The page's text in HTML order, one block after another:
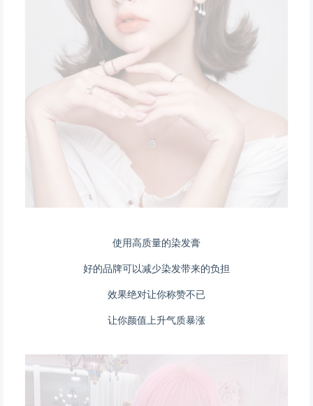
使用高质量的染发膏
好的品牌可以减少染发带来的负担
效果绝对让你称赞不已
让你颜值上升气质暴涨